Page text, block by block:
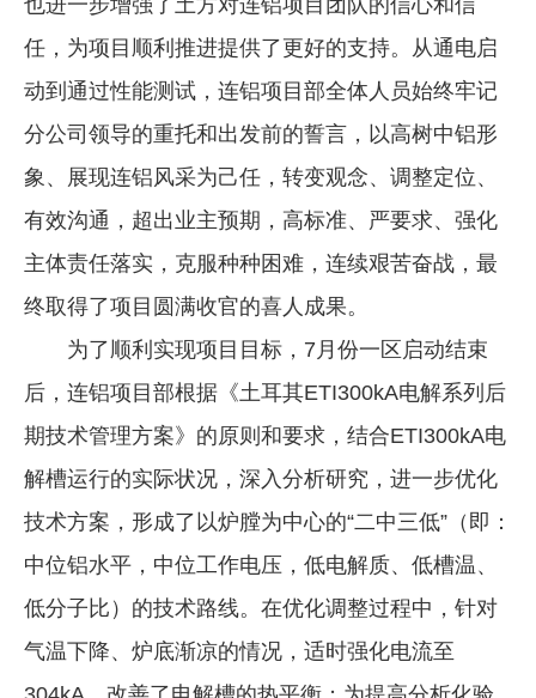
任，为项目顺利推进提供了更好的支持。从通电启
动到通过性能测试，连铝项目部全体人员始终牢记
分公司领导的重托和出发前的誓言，以高树中铝形
象、展现连铝风采为己任，转变观念、调整定位、
有效沟通，超出业主预期，高标准、严要求、强化
主体责任落实，克服种种困难，连续艰苦奋战，最
终取得了项目圆满收官的喜人成果。
为了顺利实现项目目标，7月份一区启动结束
后，连铝项目部根据《土耳其ETI300kA电解系列后
期技术管理方案》的原则和要求，结合ETI300kA电
解槽运行的实际状况，深入分析研究，进一步优化
技术方案，形成了以炉膛为中心的“二中三低”（即：
中位铝水平，中位工作电压，低电解质、低槽温、
低分子比）的技术路线。在优化调整过程中，针对
气温下降、炉底渐凉的情况，适时强化电流至